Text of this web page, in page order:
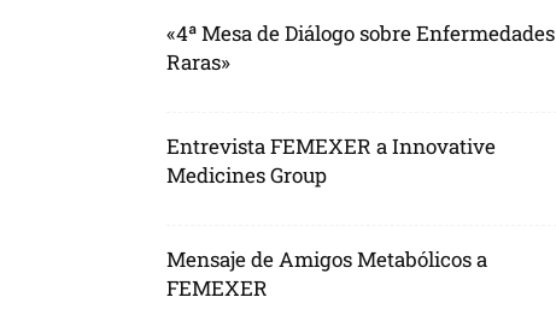
«4ª Mesa de Diálogo sobre Enfermedades
Raras»
Entrevista FEMEXER a Innovative
Medicines Group
Mensaje de Amigos Metabólicos a
FEMEXER